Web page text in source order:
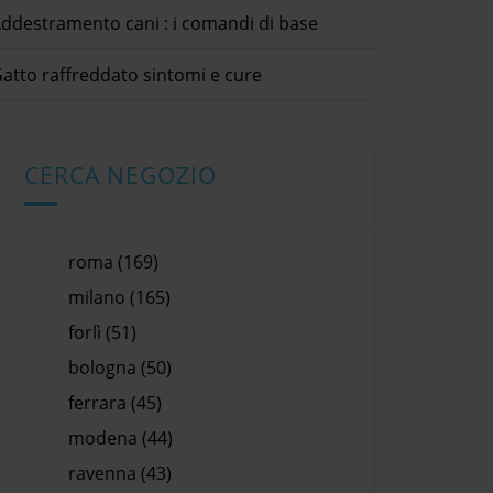
cani : i comandi di base
raffreddato sintomi e cure
CERCA NEGOZIO
roma (169)
milano (165)
forlì (51)
bologna (50)
ferrara (45)
modena (44)
ravenna (43)